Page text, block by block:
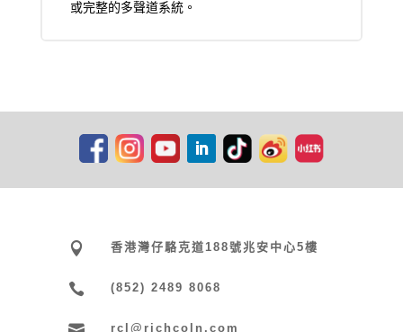
或完整的多聲道系統。
 香港灣仔駱克道188號兆安中心5樓
 (852) 2489 8068
rcl@richcoln.com